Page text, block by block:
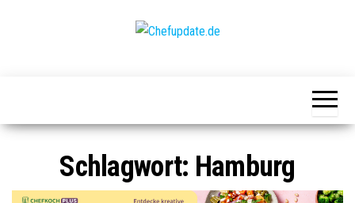
Schlagwort: Hamburg